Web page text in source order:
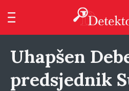
Uhapšen
predsjednik